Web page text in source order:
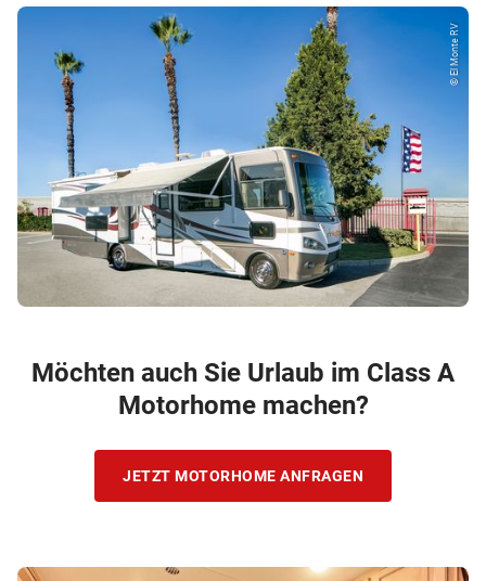
© El Monte RV
Möchten auch Sie Urlaub im Class A
Motorhome machen?
JETZT MOTORHOME ANFRAGEN